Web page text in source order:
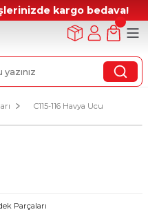
kargo bedava!
C115-116 Havya Ucu
Parçaları